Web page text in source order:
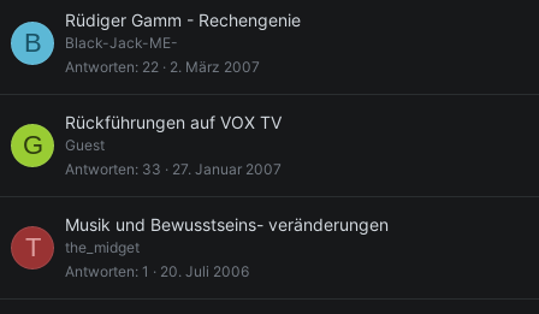
B
Rüdiger Gamm - Rechengenie
Black-Jack-ME-
Antworten 22 2. März 2007
G
Rückführungen auf VOX TV
Guest
Antworten 33 27. Januar 2007
T
Musik und Bewusstseins- veränderungen
the_midget
Antworten 1 20. Juli 2006